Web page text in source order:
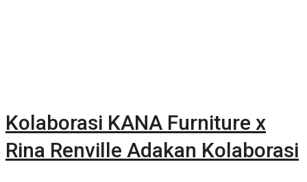
Kolaborasi KANA Furniture x
Rina Renville Adakan Kolaborasi